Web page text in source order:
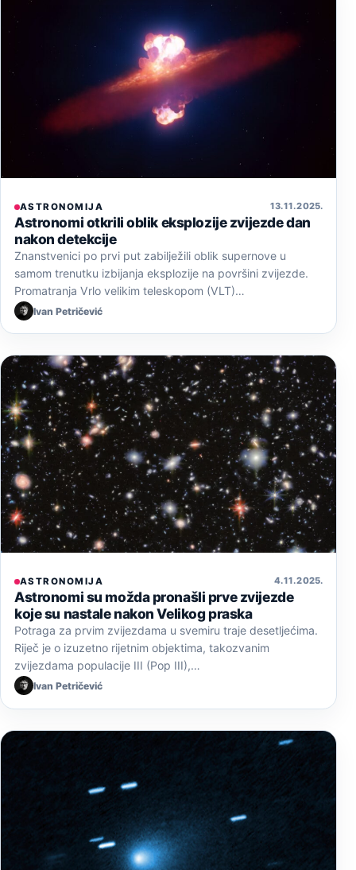
ASTRONOMIJA 13. 11. 2025.
Astronomi otkrili oblik eksplozije zvijezde dan
nakon detekcije
Znanstvenici po prvi put zabilježili oblik supernove u
samom trenutku izbijanja eksplozije na površini zvijezde.
Promatranja Vrlo velikim teleskopom (VLT)…
Ivan Petričević
ASTRONOMIJA 4. 11. 2025.
Astronomi su možda pronašli prve zvijezde
koje su nastale nakon Velikog praska
Potraga za prvim zvijezdama u svemiru traje desetljećima.
Riječ je o izuzetno rijetnim objektima, takozvanim
zvijezdama populacije III (Pop III),…
Ivan Petričević